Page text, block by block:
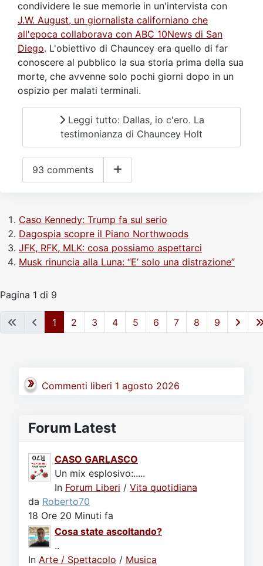
condividere le sue memorie in un'intervista con
J.W. August, un giornalista californiano che
all'epoca collaborava con ABC 10News di San
Diego. L'obiettivo di Chauncey era quello di far
conoscere al pubblico la sua storia prima della sua
morte, che avvenne solo pochi giorni dopo in un
ospizio per malati terminali.
Leggi tutto: Dallas, io c'ero. La
testimonianza di Chauncey Holt
93 comments
Caso Kennedy: Trump fa sul serio
Dagospia scopre il Piano Northwoods
JFK, RFK, MLK: cosa possiamo aspettarci
Musk rinuncia alla Luna: “E’ solo una distrazione”
Pagina 1 di 9
1 2 3 4 5 6 7 8 9
Commenti liberi 1 agosto 2026
Forum Latest
CASO GARLASCO
Un mix esplosivo:.....
In Forum Liberi / Vita quotidiana
da Roberto70
18 Ore 20 Minuti fa
Cosa state ascoltando?
..
In Arte / Spettacolo / Musica